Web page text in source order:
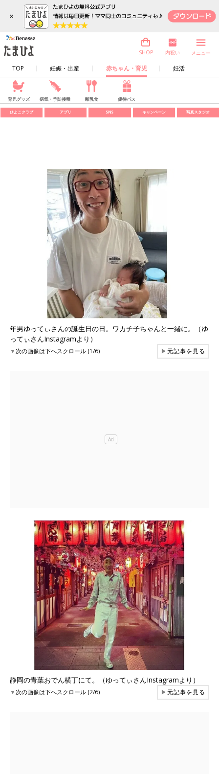
×
TOP 妊娠・出産 赤ちゃん・育児 妊活
SHOP 内祝い メニュー
育児グッズ 病気・予防接種 離乳食 優待パス
ひよこクラブ アプリ SNS キャンペーン 写真スタジオ
年男ゆってぃさんの誕生日の日。ワカチ子ちゃんと一緒に。（ゆ
ってぃさんInstagramより）
▼次の画像は下へスクロール (1/6) ▶元記事を見る
静岡の青葉おでん横丁にて。（ゆってぃさんInstagramより）
▼次の画像は下へスクロール (2/6) ▶元記事を見る